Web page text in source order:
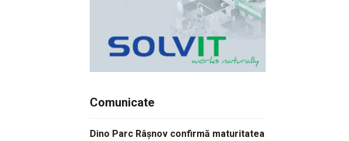
Comunicate
Dino Parc Râșnov confirmă maturitatea